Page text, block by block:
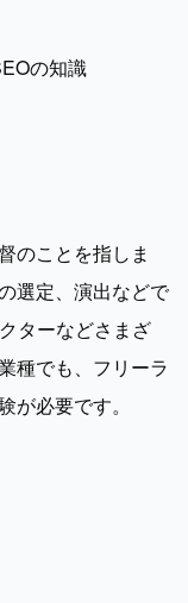
の知識
のことを指しま
選定、演出などで
ターなどさまざ
種でも、フリーラ
が必要です。